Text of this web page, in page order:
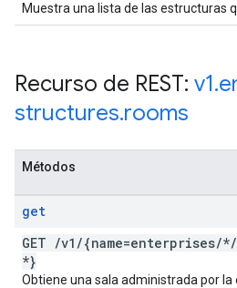
Muestra una lista de las estructuras
Recurso de REST: v1.
structures.rooms
Métodos
get
GET /v1 /{name=enterprises/*/
*}
Obtiene una sala administrada por la